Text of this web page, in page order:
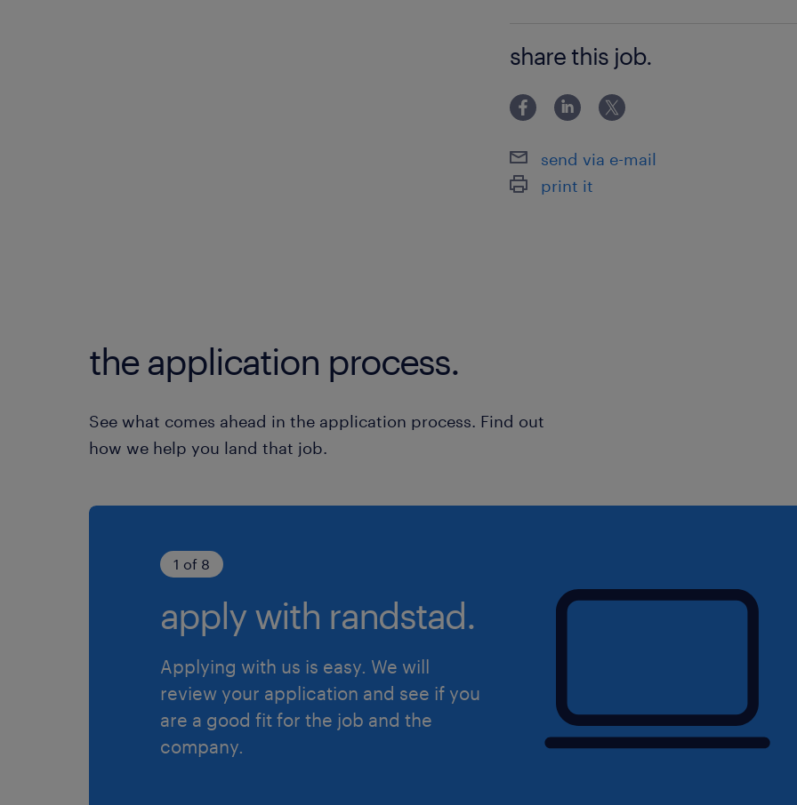
験 ・計測器業界のサプライチェーンお
解 ・CRM（Dynamics等）を用いたデ
・日本語および英語での優れた
share this job.
send via e-mail
print it
the application process.
See what comes ahead in the application process. Find out
how we help you land that job.
1 of 8
apply with randstad.
Applying with us is easy. We will
review your application and see if you
are a good fit for the job and the
company.